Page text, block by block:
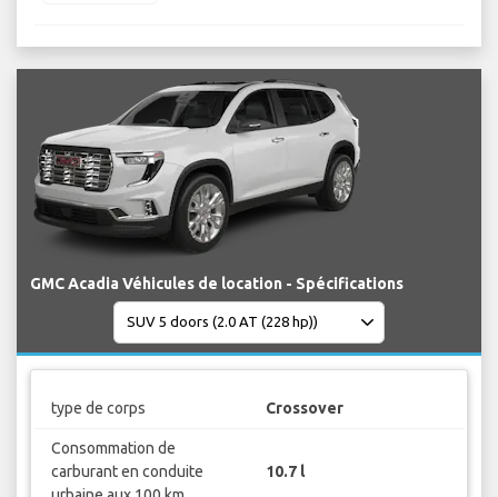
GMC Acadia Véhicules de location - Spécifications
type de corps Crossover
Consommation de
carburant en conduite
10.7 l